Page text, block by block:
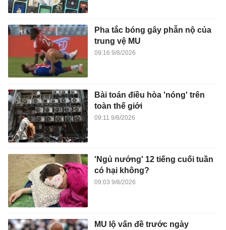
Pha tắc bóng gây phẫn nộ của
trung vệ MU
09:16 9/8/2026
Bài toán điều hòa 'nóng' trên
toàn thế giới
09:11 9/8/2026
'Ngủ nướng' 12 tiếng cuối tuần
có hại không?
09:03 9/8/2026
MU lộ vấn đề trước ngày